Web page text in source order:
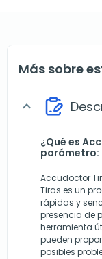
Más sobre
expand_more
¿Qué es
parámetro:
Accudoctor
Tiras es un
rápidas y
presencia de
herramienta
pueden
posibles